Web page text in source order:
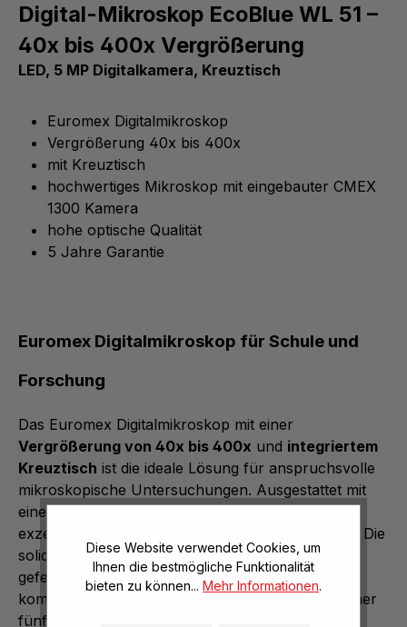
Digital-Mikroskop EcoBlue WL 51 –
40x bis 400x Vergrößerung
LED, 5 MP Digitalkamera, Kreuztisch
Euromex Digitalmikroskop
Vergrößerung 40x bis 400x
mit Kreuztisch
hochwertiges Mikroskop mit eingebauter CMEX
1300 Kamera
hohe optische Qualität
5 Jahre Garantie
Euromex Digitalmikroskop für Schule und
Forschung
Das Euromex Digitalmikroskop mit einer
Vergrößerung von 40x bis 400x und integriertem
Kreuztisch ist die ideale Lösung für anspruchsvolle
mikroskopische Untersuchungen. Ausgestattet mit
einer hochwertigen CMEX 1300 Kamera bietet es
exzellente Bildqualität und einfache Handhabung. Die
solide Bauweise und präzise Fokussierung durch
gefederte Präparateklemmen ermöglichen eine
komfortable Nutzung. Das Mikroskop wird mit einer
fünfjährigen Garantie geliefert.
Diese Website verwendet Cookies, um
Ihnen die bestmögliche Funktionalität
bieten zu können... Mehr Informationen.